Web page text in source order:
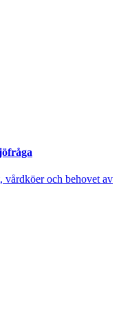
vårdköer och behovet av